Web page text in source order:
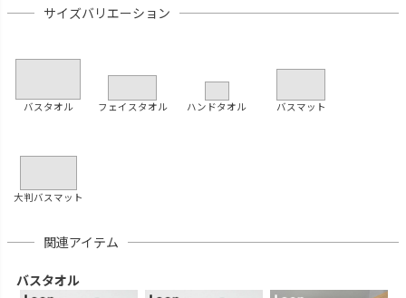
サイズバリエーション
バスタオル フェイスタオル ハンドタオル バスマット
大判バスマット
関連アイテム
バスタオル